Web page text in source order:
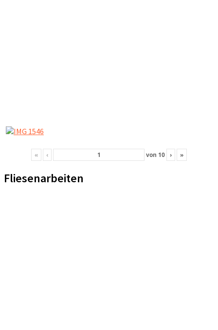
« ‹ von 10 › »
Fliesenarbeiten